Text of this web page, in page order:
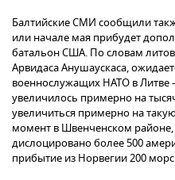
Балтийские СМИ сообщили
или начале мая прибудет
батальон США. По словам
Арвидаса Анушаускаса,
военнослужащих НАТО в Литве
увеличилось примерно на
увеличиться примерно на
момент в Швенченском
дислоцировано более 500
прибытие из Норвегии 200